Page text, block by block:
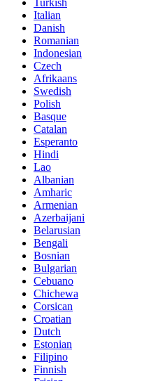
Turkish
Italian
Danish
Romanian
Indonesian
Czech
Afrikaans
Swedish
Polish
Basque
Catalan
Esperanto
Hindi
Lao
Albanian
Amharic
Armenian
Azerbaijani
Belarusian
Bengali
Bosnian
Bulgarian
Cebuano
Chichewa
Corsican
Croatian
Dutch
Estonian
Filipino
Finnish